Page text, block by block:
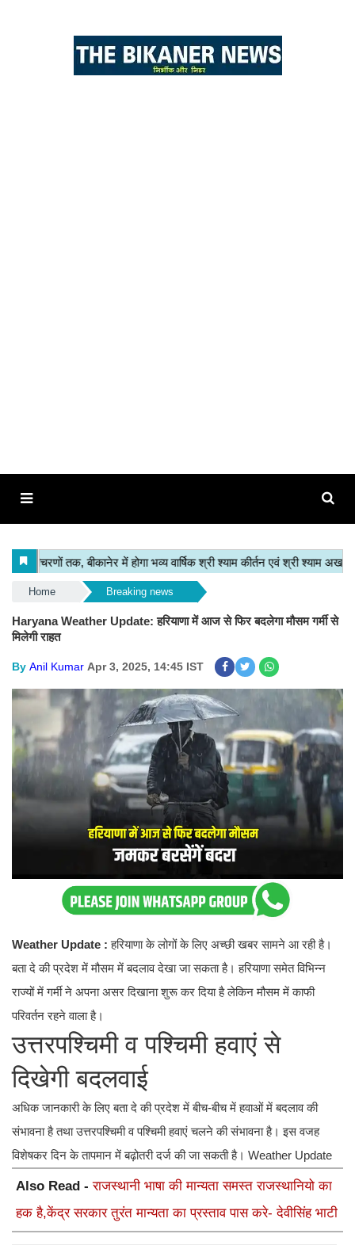
Home Breaking news
Haryana Weather Update: हरियाणा में आज से फिर बदलेगा मौसम गर्मी से
मिलेगी राहत
By Anil Kumar Apr 3, 2025, 14:45 IST
Weather Update :हरियाणा के लोगों के लिए अच्छी खबर सामने आ रही है।
बता दे की प्रदेश में मौसम में बदलाव देखा जा सकता है। हरियाणा समेत विभिन्न
राज्यों में गर्मी ने अपना असर दिखाना शुरू कर दिया है लेकिन मौसम में काफी
परिवर्तन रहने वाला है।
उत्तरपश्चिमी व पश्चिमी हवाएं से
दिखेगी बदलवाई
अधिक जानकारी के लिए बता दे की प्रदेश में बीच-बीच में हवाओं में बदलाव की
संभावना है तथा उत्तरपश्चिमी व पश्चिमी हवाएं चलने की संभावना है। इस वजह
विशेषकर दिन के तापमान में बढ़ोतरी दर्ज की जा सकती है। Weather Update
Also Read -राजस्थानी भाषा की मान्यता समस्त राजस्थानियो का
हक है,केंद्र सरकार तुरंत मान्यता का प्रस्ताव पास करे- देवीसिंह भाटी